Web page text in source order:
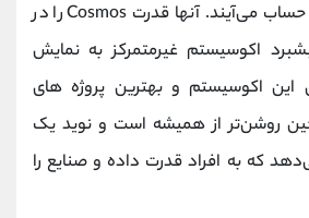
پروژ‌ه‌ های کازماس به حساب می‌آیند. آنها قدرت Cosmos را در
اکوسیستم غیرمتمرکز به نمایش
این اکوسیستم و بهترین پروژ‌ه‌ های
چین روشن‌تر از همیشه است و نوید یک
که به افراد قدرت داده و صنایع را